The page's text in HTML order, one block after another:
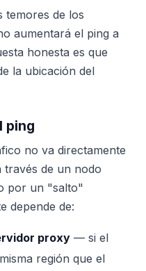
temores de los
aumentará el ping a
honesta es que
la ubicación del
ping
no va directamente
través de un nodo
por un "salto"
depende de:
proxy — si el
región que el